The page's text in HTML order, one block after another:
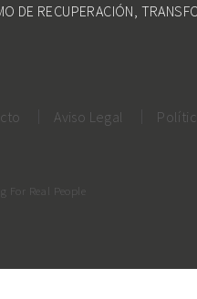
DE RECUPERACIÓN,
Aviso Legal
For Real People